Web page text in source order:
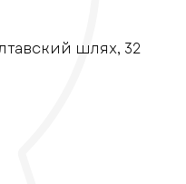
шлях, 32